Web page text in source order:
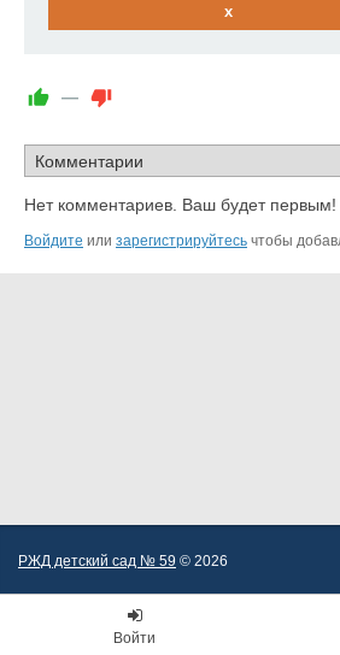
x
—
Нет комментариев. Ваш будет первым!
Войдите или зарегистрируйтесь чтобы
РЖД детский сад № 59 © 2026
Войти